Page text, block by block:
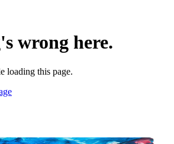
wrong here.
loading this page.